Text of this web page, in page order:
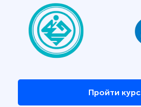
Пройти курс